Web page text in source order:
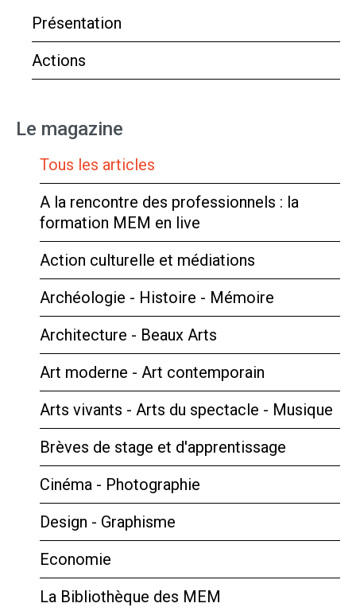
Présentation
Actions
Le magazine
Tous les articles
A la rencontre des professionnels : la
formation MEM en live
Action culturelle et médiations
Archéologie - Histoire - Mémoire
Architecture - Beaux Arts
Art moderne - Art contemporain
Arts vivants - Arts du spectacle - Musique
Brèves de stage et d'apprentissage
Cinéma - Photographie
Design - Graphisme
Economie
La Bibliothèque des MEM